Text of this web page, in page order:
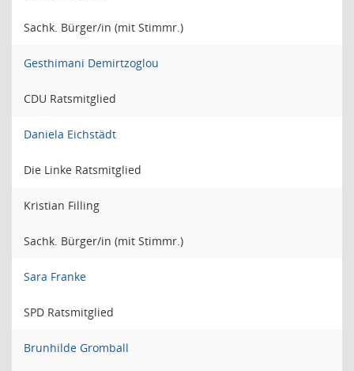
Sachk. Bürger/in (mit Stimmr.)
Gesthimani Demirtzoglou
CDU Ratsmitglied
Daniela Eichstädt
Die Linke Ratsmitglied
Kristian Filling
Sachk. Bürger/in (mit Stimmr.)
Sara Franke
SPD Ratsmitglied
Brunhilde Gromball